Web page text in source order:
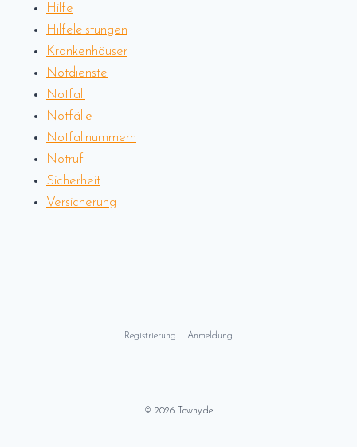
Hilfe
Hilfeleistungen
Krankenhäuser
Notdienste
Notfall
Notfälle
Notfallnummern
Notruf
Sicherheit
Versicherung
Registrierung Anmeldung
© 2026 Towny.de